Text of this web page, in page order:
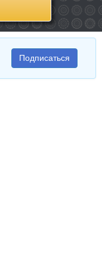
Подписаться